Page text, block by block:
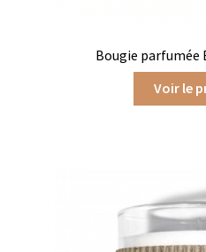
Coffrets aides culinaires
Coffrets apéritifs
Thés, cafés et infusions à
Bougie parfumée
Voir le